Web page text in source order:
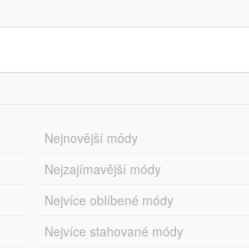
Nejnovější módy
Nejzajímavější módy
Nejvíce oblíbené módy
Nejvíce stahované módy